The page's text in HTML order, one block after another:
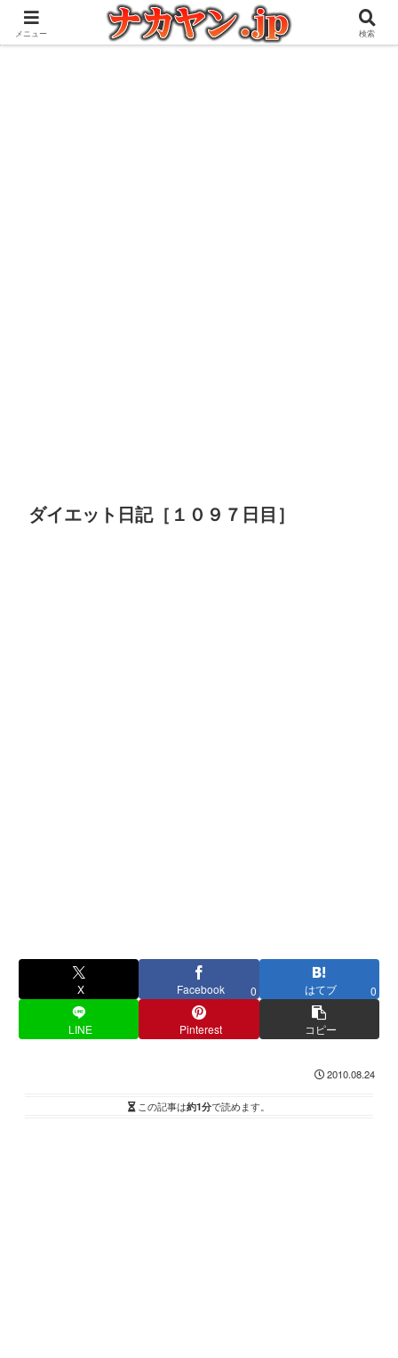
アウトドアとガジェット好きな管理人の愉快な日々を綴るブログ
ダイエット日記［１０９７日目］
X Facebook 0 はてブ 0
LINE Pinterest コピー
2010.08.24
この記事は約1分で読めます。
メニュー 検索